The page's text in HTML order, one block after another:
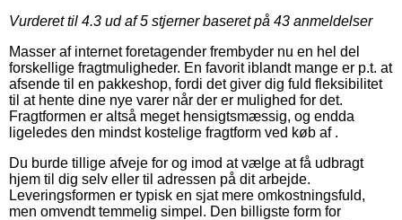
Vurderet til 4.3 ud af 5 stjerner baseret på 43 anmeldelser
Masser af internet foretagender frembyder nu en hel del
forskellige fragtmuligheder. En favorit iblandt mange er p.t. at
afsende til en pakkeshop, fordi det giver dig fuld fleksibilitet
til at hente dine nye varer når der er mulighed for det.
Fragtformen er altså meget hensigtsmæssig, og endda
ligeledes den mindst kostelige fragtform ved køb af .
Du burde tillige afveje for og imod at vælge at få udbragt
hjem til dig selv eller til adressen på dit arbejde.
Leveringsformen er typisk en sjat mere omkostningsfuld,
men omvendt temmelig simpel. Den billigste form for